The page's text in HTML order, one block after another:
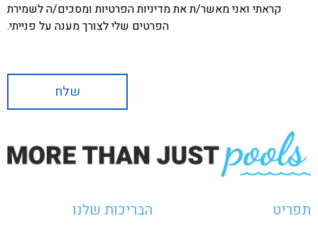
קראתי ואני מאשר/ת את מדיניות הפרטיות ומסכים/ה לשמירת
הפרטים שלי לצורך מענה על פנייתי.
תפריט הבריכות שלנו